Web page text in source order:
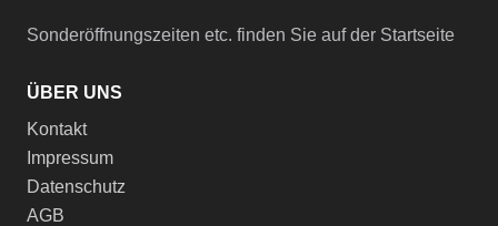
Sonderöffnungszeiten etc. finden Sie auf der Startseite
ÜBER UNS
Kontakt
Impressum
Datenschutz
AGB